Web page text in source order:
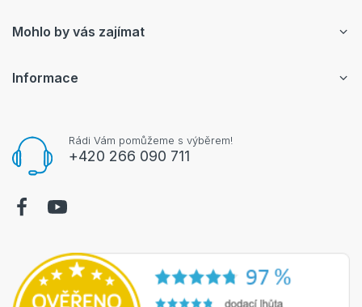
Rádi Vám pomůžeme s výběrem!
+420 266 090 711
Mohlo by vás zajímat
Informace